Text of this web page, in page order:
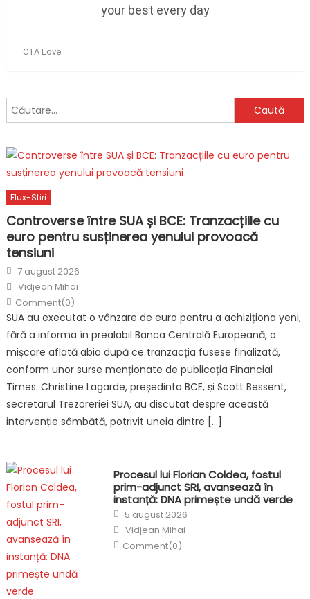
Caută
după:
Flux-Stiri
Controverse între SUA și BCE: Tranzacțiile cu
euro pentru susținerea yenului provoacă
tensiuni
Posted
on
7 august 2026
Author
Vidjean Mihai
Comment(0)
SUA au executat o vânzare de euro pentru a achiziționa yeni,
fără a informa în prealabil Banca Centrală Europeană, o
mișcare aflată abia după ce tranzacția fusese finalizată,
conform unor surse menționate de publicația Financial
Times. Christine Lagarde, președinta BCE, și Scott Bessent,
secretarul Trezoreriei SUA, au discutat despre această
intervenție sâmbătă, potrivit uneia dintre […]
Procesul lui Florian Coldea, fostul
prim-adjunct SRI, avansează în
instanță: DNA primește undă verde
Posted
on
5 august 2026
Author
Vidjean Mihai
Comment(0)